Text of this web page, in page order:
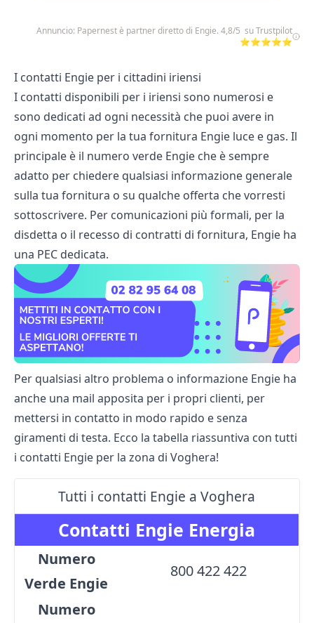
Annuncio: Papernest è partner diretto di Engie. 4,8/5 su Trustpilot
⭐⭐⭐⭐⭐
I contatti Engie per i cittadini iriensi
I contatti disponibili per i iriensi sono numerosi e
sono dedicati ad ogni necessità che puoi avere in
ogni momento per la tua fornitura Engie luce e gas. Il
principale è il numero verde Engie che è sempre
adatto per chiedere qualsiasi informazione generale
sulla tua fornitura o su qualche offerta che vorresti
sottoscrivere. Per comunicazioni più formali, per la
disdetta o il recesso di contratti di fornitura, Engie ha
una PEC dedicata.
Per qualsiasi altro problema o informazione Engie ha
anche una mail apposita per i propri clienti, per
mettersi in contatto in modo rapido e senza
giramenti di testa. Ecco la tabella riassuntiva con tutti
i contatti Engie per la zona di Voghera!
Tutti i contatti Engie a Voghera
Contatti Engie Energia
Numero
Verde Engie
800 422 422
Numero